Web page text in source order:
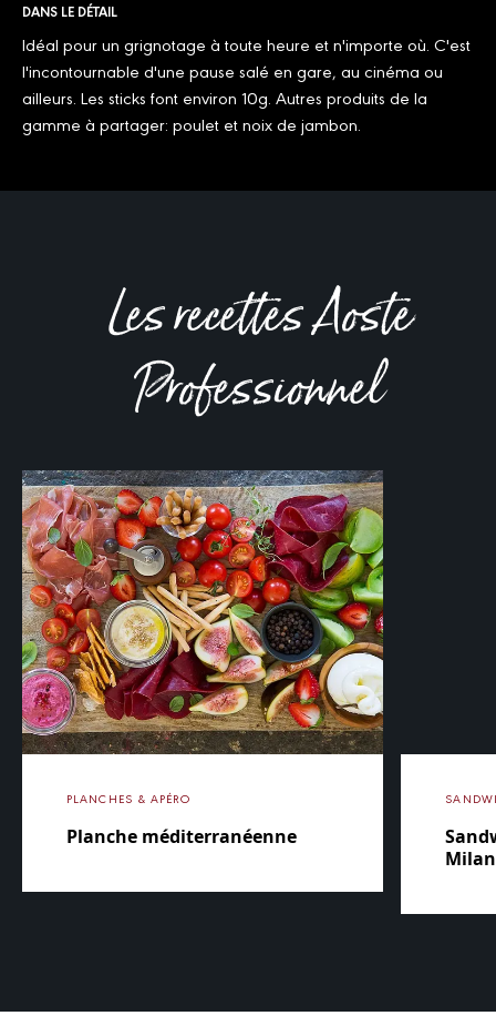
DANS LE DÉTAIL
Idéal pour un grignotage à toute heure et n'importe où. C'est
l'incontournable d'une pause salé en gare, au cinéma ou
ailleurs. Les sticks font environ 10g. Autres produits de la
gamme à partager: poulet et noix de jambon.
Les recettes Aoste
Professionnel
PLANCHES & APÉRO
Planche méditerranéenne